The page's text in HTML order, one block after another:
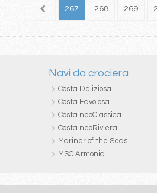
266 267 268 269
Navi da crociera
Costa Deliziosa
Costa Favolosa
Costa neoClassica
Costa neoRiviera
Mariner of the Seas
MSC Armonia